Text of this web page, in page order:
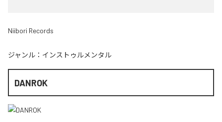
Niibori Records
ジャンル： インストゥルメンタル
DANROK